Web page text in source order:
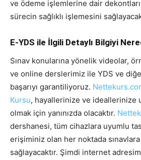
ve ödeme işlemlerine dair
sürecin sağlıklı işlemesini
E-YDS ile İlgili Detaylı Bilgiyi
Sınav konularına yönelik videolar,
ve online derslerimiz ile YDS ve
başarıyı garantiliyoruz.
Kursu, hayallerinize ve ideallerinize
olmak için yanınızda olacaktır.
dershanesi, tüm cihazlara uyumlu
erişiminiz olan her noktada sınavlara
sağlayacaktır. Şimdi internet